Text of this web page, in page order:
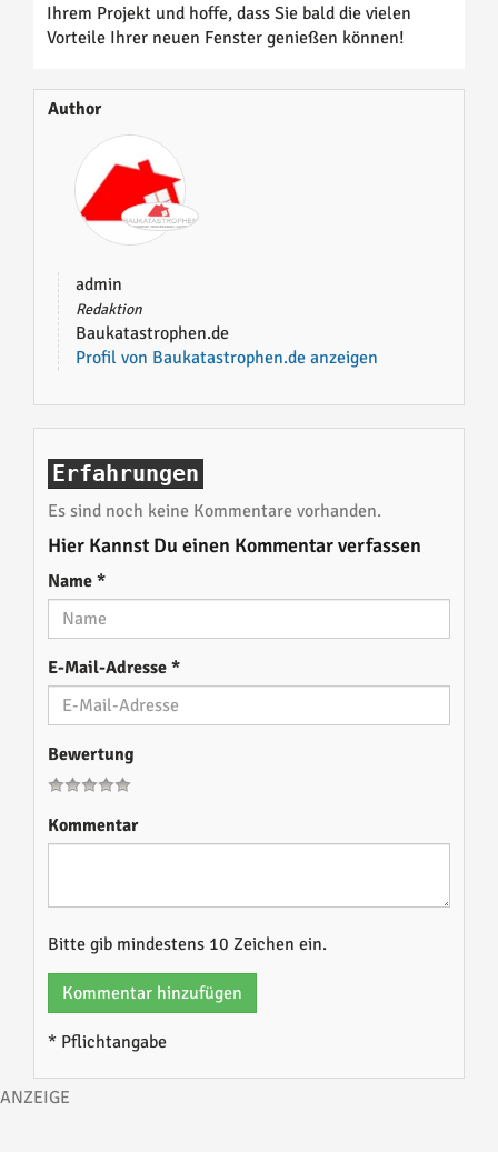
Ihrem Projekt und hoffe, dass Sie bald die vielen
Vorteile Ihrer neuen Fenster genießen können!
Author
admin
Redaktion
Baukatastrophen.de
Profil von Baukatastrophen.de anzeigen
Erfahrungen
Es sind noch keine Kommentare vorhanden.
Hier Kannst Du einen Kommentar verfassen
Name *
E-Mail-Adresse *
Bewertung
Kommentar
Bitte gib mindestens 10 Zeichen ein.
Kommentar hinzufügen
* Pflichtangabe